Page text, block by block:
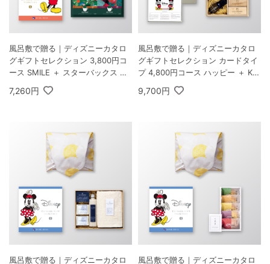
風呂敷で贈る｜ディズニーカタロ
グギフトセレクション 3,800円コ
ース SMILE ＋ スターバックス オ
リガミ パーソナルドリップ コーヒ
ーギフトB
7,260円
風呂敷で贈る｜ディズニーカタロ
グギフトセレクション カードタイ
プ 4,800円コース ハッピー ＋ KU
SU HANDMADE エコブロック18
個オイル付き 桐箱
9,700円
風呂敷で贈る｜ディズニーカタロ
風呂敷で贈る｜ディズニーカタロ